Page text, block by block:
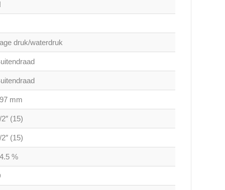
druk/waterdruk
mm
2″ (15)
2″ (15)
%